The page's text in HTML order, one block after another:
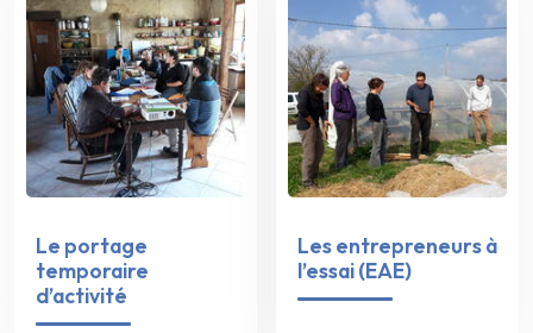
Le portage
temporaire
d’activité
Les entrepreneurs à
l’essai (EAE)